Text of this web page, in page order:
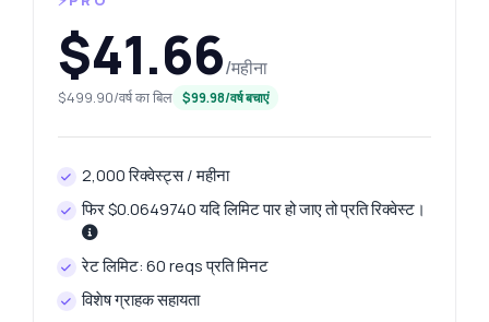
$41.66/महीना
$499.90/वर्ष का बिल $99.98/वर्ष बचाएं
2,000 रिक्वेस्ट्स / महीना
फिर $0.0649740 यदि लिमिट पार हो जाए तो प्रति रिक्वेस्ट।
रेट लिमिट: 60 reqs प्रति मिनट
विशेष ग्राहक सहायता